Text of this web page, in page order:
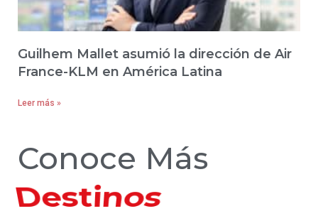
Guilhem Mallet asumió la dirección de Air
France-KLM en América Latina
Leer más »
Conoce Más
Hoteles